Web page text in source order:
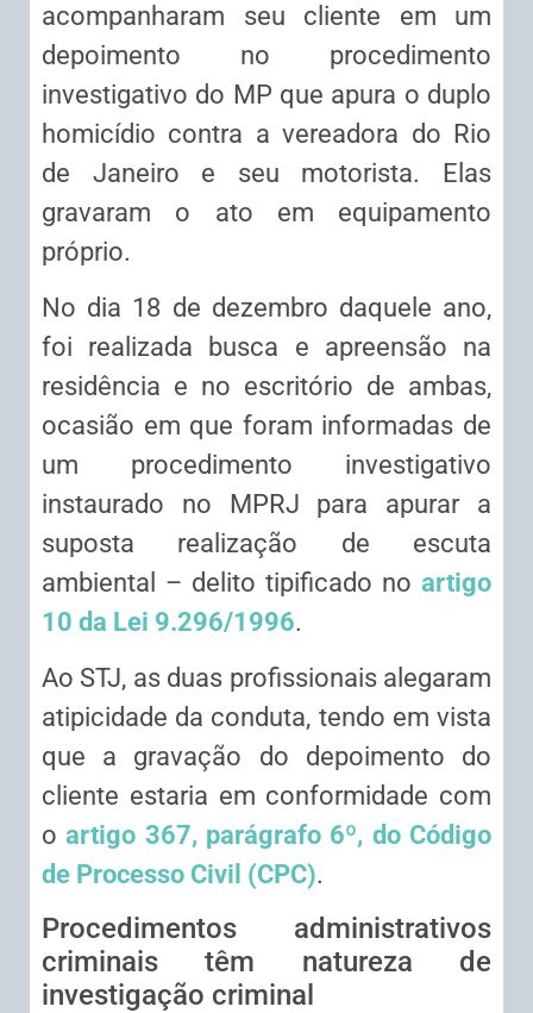
acompanharam seu cliente em um
depoimento no procedimento
investigativo do MP que apura o duplo
homicídio contra a vereadora do Rio
de Janeiro e seu motorista. Elas
gravaram o ato em equipamento
próprio.
No dia 18 de dezembro daquele ano,
foi realizada busca e apreensão na
residência e no escritório de ambas,
ocasião em que foram informadas de
um procedimento investigativo
instaurado no MPRJ para apurar a
suposta realização de escuta
ambiental – delito tipificado no artigo
10 da Lei 9.296/1996.
Ao STJ, as duas profissionais alegaram
atipicidade da conduta, tendo em vista
que a gravação do depoimento do
cliente estaria em conformidade com
oartigo 367, parágrafo 6º, do Código
de Processo Civil (CPC).
Procedimentos administrativos
criminais têm natureza de
investigação criminal